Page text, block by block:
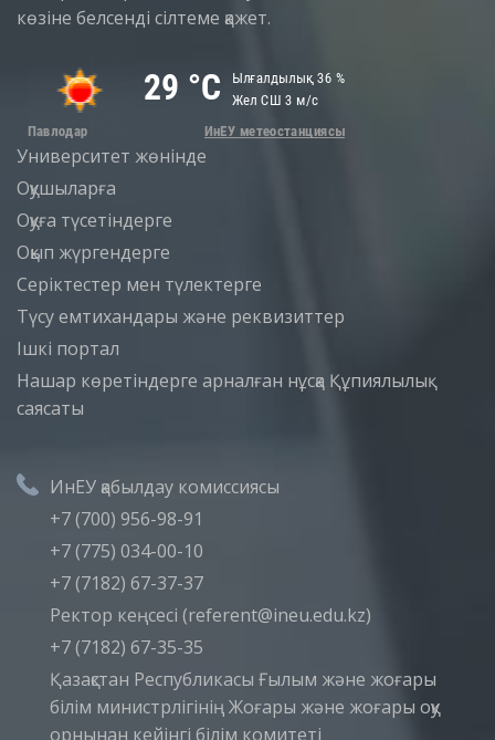
көзіне белсенді сілтеме қажет.
Университет жөнінде
Оқушыларға
Оқуға түсетіндерге
Оқып жүргендерге
Серіктестер мен түлектерге
Түсу емтихандары және реквизиттер
Iшкi портал
Нашар көретіндерге арналған нұсқа Құпиялылық
саясаты
ИнЕУ қабылдау комиссиясы
+7 (700) 956-98-91
+7 (775) 034-00-10
+7 (7182) 67-37-37
Ректор кеңсесі (referent@ineu.edu.kz)
+7 (7182) 67-35-35
Қазақстан Республикасы Ғылым және жоғары
білім министрлігінің Жоғары және жоғары оқу
орнынан кейінгі білім комитеті